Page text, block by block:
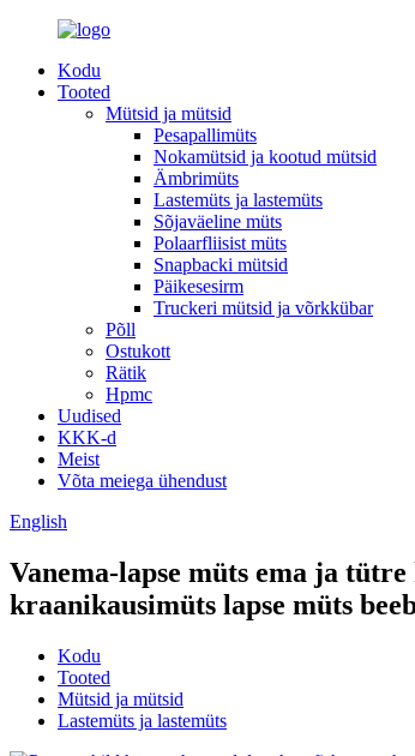
Kodu
Tooted
Mütsid ja mütsid
Pesapallimüts
Nokamütsid ja kootud mütsid
Ämbrimüts
Lastemüts ja lastemüts
Sõjaväeline müts
Polaarfliisist müts
Snapbacki mütsid
Päikesesirm
Truckeri mütsid ja võrkkübar
Põll
Ostukott
Rätik
Hpmc
Uudised
KKK-d
Meist
Võta meiega ühendust
English
Vanema-lapse müts ema ja
kraanikausimüts lapse müts
Kodu
Tooted
Mütsid ja mütsid
Lastemüts ja lastemüts